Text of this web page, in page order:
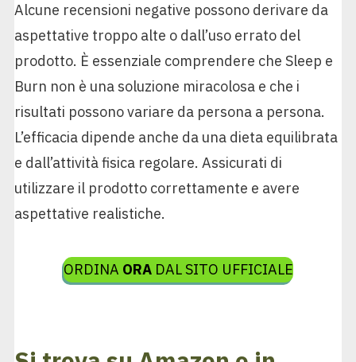
Alcune recensioni negative possono derivare da
aspettative troppo alte o dall’uso errato del
prodotto. È essenziale comprendere che Sleep e
Burn non è una soluzione miracolosa e che i
risultati possono variare da persona a persona.
L’efficacia dipende anche da una dieta equilibrata
e dall’attività fisica regolare. Assicurati di
utilizzare il prodotto correttamente e avere
aspettative realistiche.
ORDINA ORADAL SITO UFFICIALE